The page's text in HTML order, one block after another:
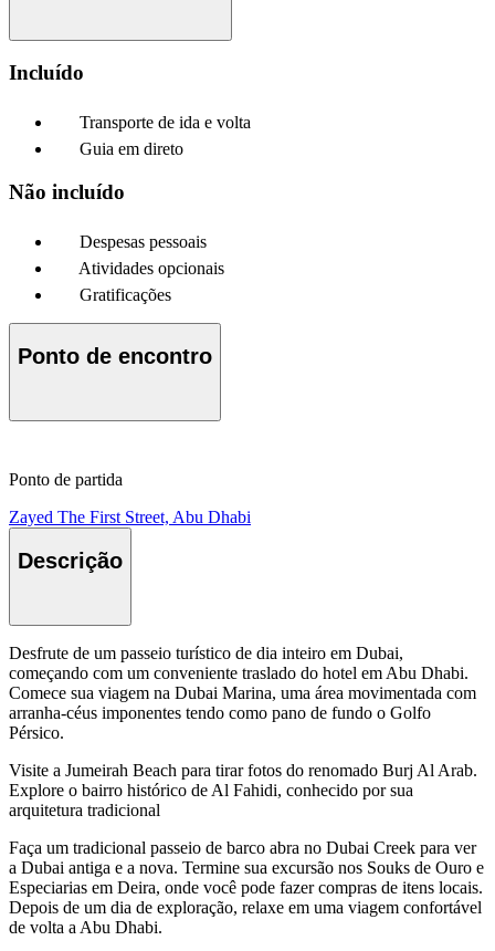
Incluído
Transporte de ida e volta
Guia em direto
Não incluído
Despesas pessoais
Atividades opcionais
Gratificações
Ponto de encontro
Ponto de partida
Zayed The First Street, Abu Dhabi
Descrição
Desfrute de um passeio turístico de dia inteiro em Dubai,
começando com um conveniente traslado do hotel em Abu Dhabi.
Comece sua viagem na Dubai Marina, uma área movimentada com
arranha-céus imponentes tendo como pano de fundo o Golfo
Pérsico.
Visite a Jumeirah Beach para tirar fotos do renomado Burj Al Arab.
Explore o bairro histórico de Al Fahidi, conhecido por sua
arquitetura tradicional
Faça um tradicional passeio de barco abra no Dubai Creek para ver
a Dubai antiga e a nova. Termine sua excursão nos Souks de Ouro e
Especiarias em Deira, onde você pode fazer compras de itens locais.
Depois de um dia de exploração, relaxe em uma viagem confortável
de volta a Abu Dhabi.